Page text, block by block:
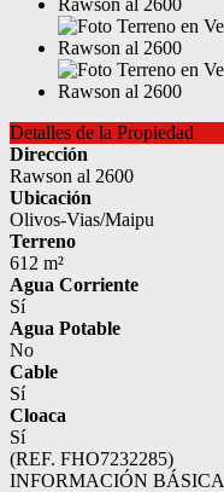
Detalles de la Propiedad
Dirección
Rawson al 2600
Ubicación
Olivos-Vias/Maipu
Terreno
612 m²
Agua Corriente
Sí
Agua Potable
No
Cable
Sí
Cloaca
Sí
(REF. FHO7232285)
INFORMACIÓN BÁSICA